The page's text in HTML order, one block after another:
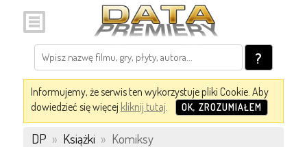
?
Informujemy, że serwis ten wykorzystuje pliki Cookie. Aby
dowiedzieć się więcej kliknij tutaj. OK, ZROZUMIAŁEM
DP » Książki » Komiksy